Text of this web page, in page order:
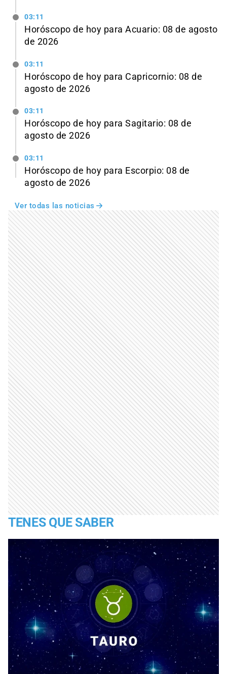
03:11
Horóscopo de hoy para Acuario: 08 de agosto
de 2026
03:11
Horóscopo de hoy para Capricornio: 08 de
agosto de 2026
03:11
Horóscopo de hoy para Sagitario: 08 de
agosto de 2026
03:11
Horóscopo de hoy para Escorpio: 08 de
agosto de 2026
Ver todas las noticias
TENES QUE SABER